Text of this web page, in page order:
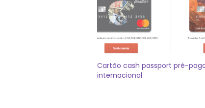
Cartão cash passport pré-
internacional